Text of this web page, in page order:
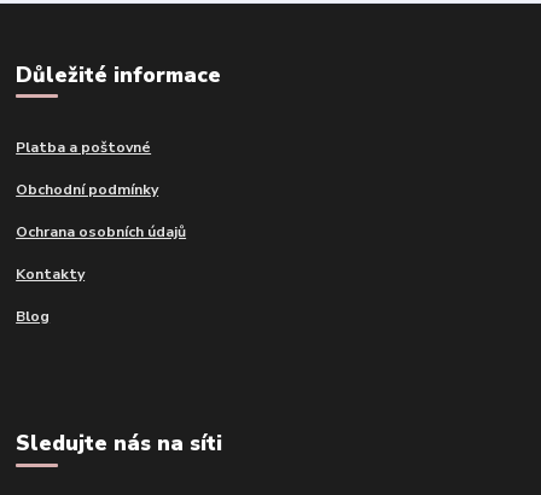
Důležité informace
Platba a poštovné
Obchodní podmínky
Ochrana osobních údajů
Kontakty
Blog
Sledujte nás na síti